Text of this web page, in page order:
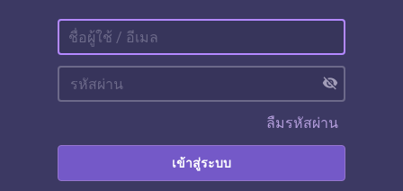
visibility_off
ลืมรหัสผ่าน
เข้าสู่ระบบ